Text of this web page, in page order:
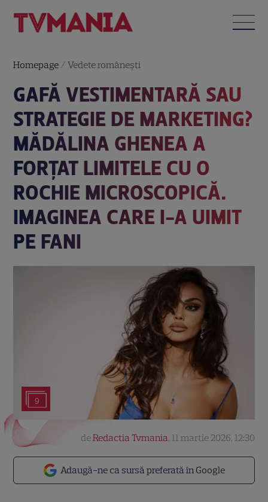
Homepage /Vedete româneşti
GAFĂ VESTIMENTARĂ SAU
STRATEGIE DE MARKETING?
MĂDĂLINA GHENEA A
FORȚAT LIMITELE CU O
ROCHIE MICROSCOPICĂ.
IMAGINEA CARE I-A UIMIT
PE FANI
9
Adaugă-ne ca sursă preferată în Google
deRedactia Tvmania, 11 martie 2026, 12:30